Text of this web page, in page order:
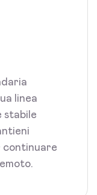
linea
stabile
continuare